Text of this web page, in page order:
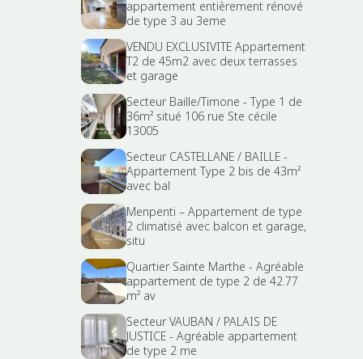
appartement entièrement rénové
de type 3 au 3eme
VENDU EXCLUSIVITE Appartement
T2 de 45m2 avec deux terrasses
et garage
Secteur Baille/Timone - Type 1 de
36m² situé 106 rue Ste cécile
13005
Secteur CASTELLANE / BAILLE -
Appartement Type 2 bis de 43m²
avec bal
Menpenti – Appartement de type
2 climatisé avec balcon et garage,
situ
Quartier Sainte Marthe - Agréable
appartement de type 2 de 42.77
m² av
Secteur VAUBAN / PALAIS DE
JUSTICE - Agréable appartement
de type 2 me